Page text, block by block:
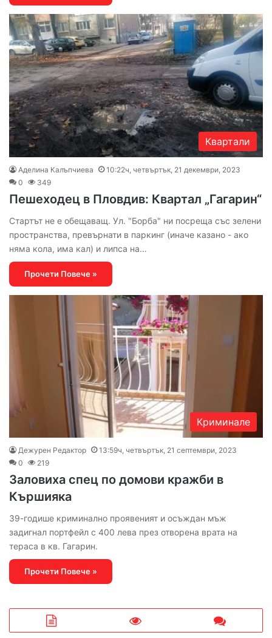
Квартали
Аделина Калъпчиева
10:22ч, четвъртък, 21 декември, 2023
0
349
Пешеходец в Пловдив: Квартал „Гагарин“
Стартът не е обещаващ. Ул. "Борба" ни посреща със зелени
пространства, превърнати в паркинг (иначе казано - ако
няма кола, има кал) и липса на…
Прочети Повече »
Криминале
Дежурен Редактор
13:59ч, четвъртък, 21 септември, 2023
0
219
Заловиха спец по домови кражби в
Кършияка
39-годише криминално проявеният и осъждан мъж
задигнал портфейл с 400 лева през отворена врата на
тераса в кв. Гагарин.
Прочети Повече »